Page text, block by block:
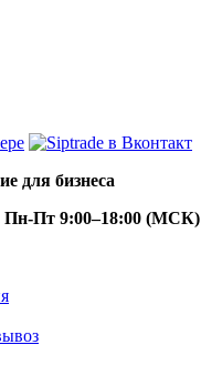
для бизнеса
Пн-Пт 9:00–18:00 (МСК)